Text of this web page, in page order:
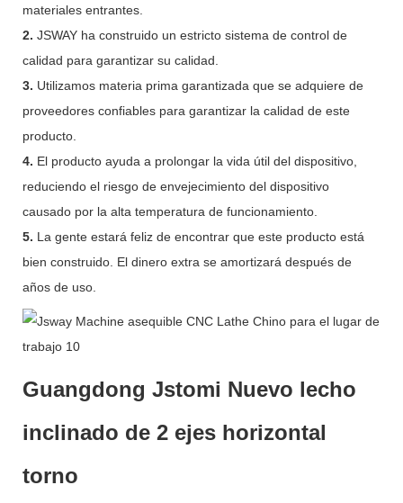
materiales entrantes.
2. JSWAY ha construido un estricto sistema de control de
calidad para garantizar su calidad.
3. Utilizamos materia prima garantizada que se adquiere de
proveedores confiables para garantizar la calidad de este
producto.
4. El producto ayuda a prolongar la vida útil del dispositivo,
reduciendo el riesgo de envejecimiento del dispositivo
causado por la alta temperatura de funcionamiento.
5. La gente estará feliz de encontrar que este producto está
bien construido. El dinero extra se amortizará después de
años de uso.
Guangdong Jstomi Nuevo lecho
inclinado de 2 ejes horizontal
torno